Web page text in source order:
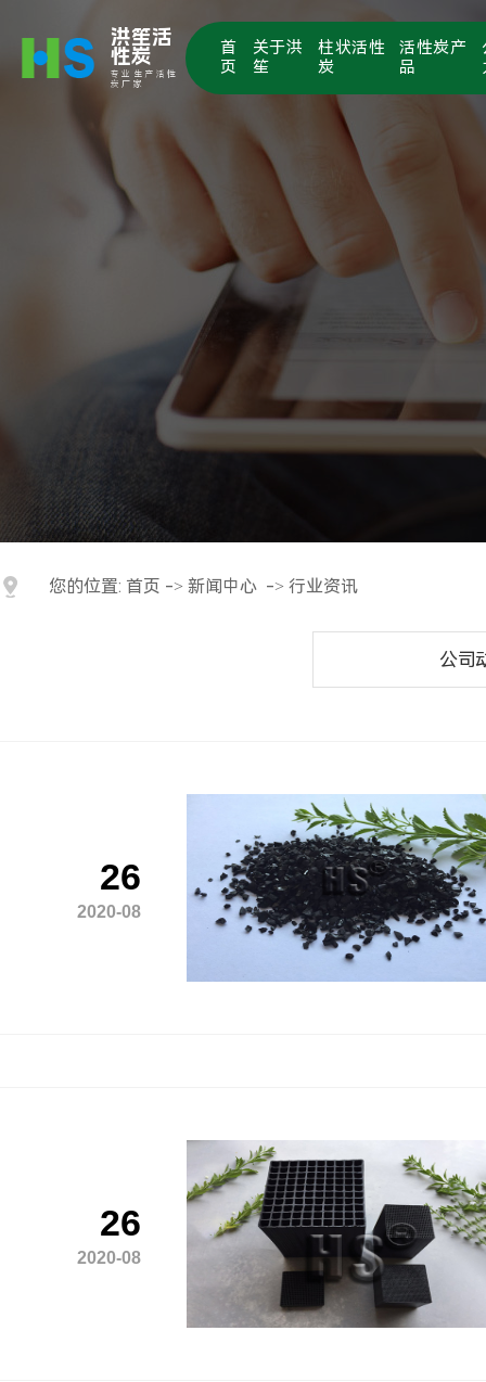
洪笙活
性炭
专业生产活性
炭厂家
首
页
关于洪
笙
柱状活性
炭
活性炭产
品
您的位置: 首页 -> 新闻中心 -> 行业资讯
公司
26
2020-08
26
2020-08